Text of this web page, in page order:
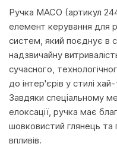
Ручка MACO (артикул
елемент керування для
систем, який поєднує в
надзвичайну
сучасного,
до інтер'єрів у стилі
Завдяки спеціальному
елоксації, ручка має
шовковистий глянець та
впливів.